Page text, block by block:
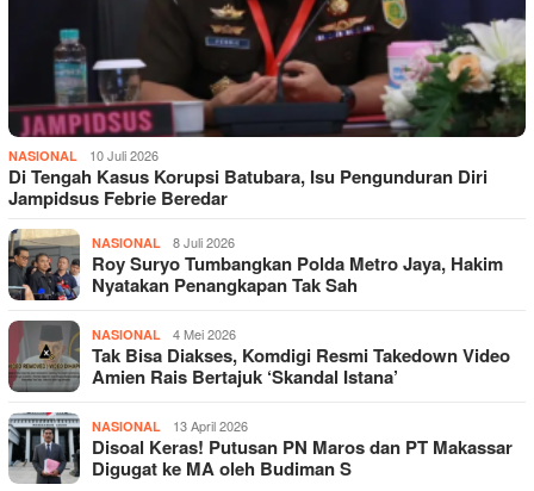
NASIONAL 10 Juli 2026
Di Tengah Kasus Korupsi Batubara, Isu Pengunduran Diri
Jampidsus Febrie Beredar
NASIONAL 8 Juli 2026
Roy Suryo Tumbangkan Polda Metro Jaya, Hakim
Nyatakan Penangkapan Tak Sah
NASIONAL 4 Mei 2026
Tak Bisa Diakses, Komdigi Resmi Takedown Video
Amien Rais Bertajuk ‘Skandal Istana’
NASIONAL 13 April 2026
Disoal Keras! Putusan PN Maros dan PT Makassar
Digugat ke MA oleh Budiman S